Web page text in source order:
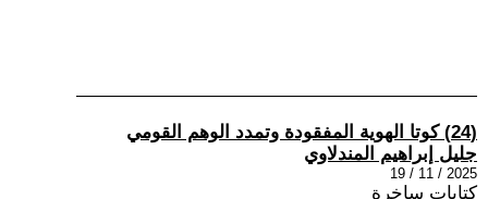
(24) كوتا الهوية المفقودة وتمدد الوهم القومي
جليل إبراهيم المندلاوي
2025 / 11 / 19
كتابات ساخرة